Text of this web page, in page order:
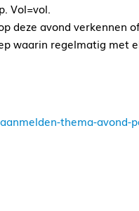
Vol=vol.
deze avond verkennen
waarin regelmatig met
thema-avond-